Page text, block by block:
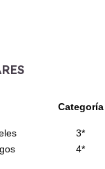
Categoría
3*
4*